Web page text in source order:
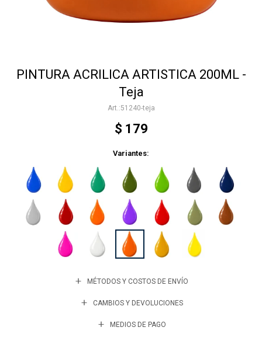
PINTURA ACRILICA ARTISTICA 200ML -
Teja
51240-teja
$ 179
Variantes:
MÉTODOS Y COSTOS DE ENVÍO
CAMBIOS Y DEVOLUCIONES
MEDIOS DE PAGO
Varios